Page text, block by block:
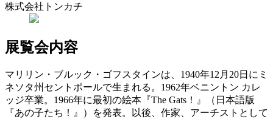
株式会社トンカチ
展覧会内容
マリリン・ブルック・ゴフスタインは、1940年12月20日にミ
ネソタ州セントポールで生まれる。1962年ベニントン カレ
ッジ卒業。1966年に最初の絵本『The Gats！』（日本語版
『あの子たち！』）を発表。以後、作家、アーチストとして